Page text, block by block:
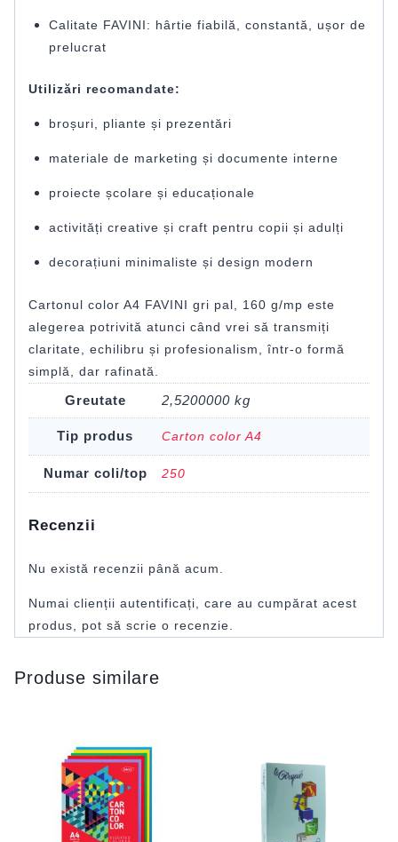
Calitate FAVINI: hârtie fiabilă, constantă, ușor de
prelucrat
Utilizări recomandate:
broșuri, pliante și prezentări
materiale de marketing și documente interne
proiecte școlare și educaționale
activități creative și craft pentru copii și adulți
decorațiuni minimaliste și design modern
Cartonul color A4 FAVINI gri pal, 160 g/mp este
alegerea potrivită atunci când vrei să transmiți
claritate, echilibru și profesionalism, într-o formă
simplă, dar rafinată.
Greutate 2,5200000 kg
Tip produs Carton color A4
Numar coli/top 250
Recenzii
Nu există recenzii până acum.
Numai clienții autentificați, care au cumpărat acest
produs, pot să scrie o recenzie.
Produse similare